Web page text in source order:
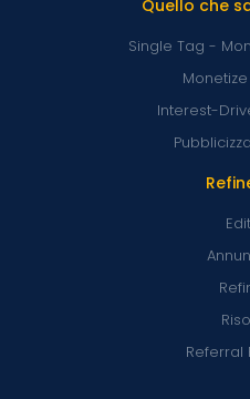
Referral
Quello che
Single Tag -
Interest-